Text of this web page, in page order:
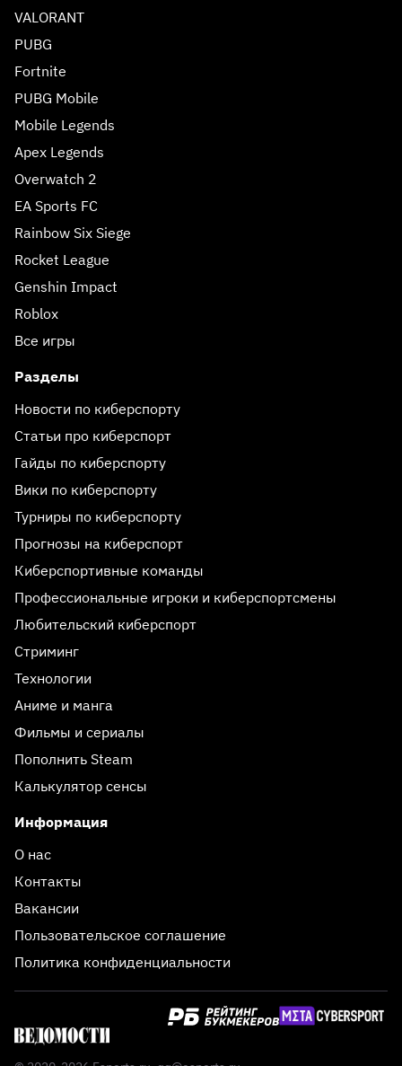
VALORANT
PUBG
Fortnite
PUBG Mobile
Mobile Legends
Apex Legends
Overwatch 2
EA Sports FC
Rainbow Six Siege
Rocket League
Genshin Impact
Roblox
Все игры
Разделы
Новости по киберспорту
Статьи про киберспорт
Гайды по киберспорту
Вики по киберспорту
Турниры по киберспорту
Прогнозы на киберспорт
Киберспортивные команды
Профессиональные игроки и киберспортсмены
Любительский киберспорт
Стриминг
Технологии
Аниме и манга
Фильмы и сериалы
Пополнить Steam
Калькулятор сенсы
Информация
О нас
Контакты
Вакансии
Пользовательское соглашение
Политика конфиденциальности